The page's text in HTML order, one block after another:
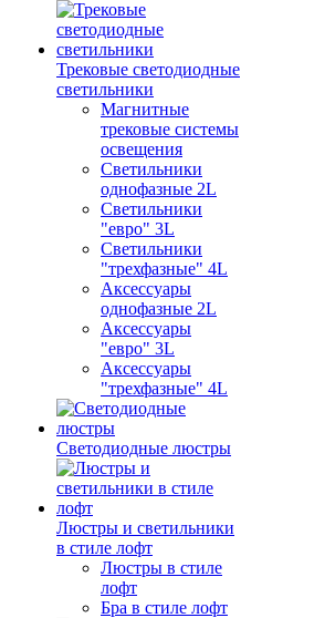
Трековые светодиодные
светильники
Магнитные
трековые системы
освещения
Светильники
однофазные 2L
Светильники
"евро" 3L
Светильники
"трехфазные" 4L
Аксессуары
однофазные 2L
Аксессуары
"евро" 3L
Аксессуары
"трехфазные" 4L
Светодиодные люстры
Люстры и светильники
в стиле лофт
Люстры в стиле
лофт
Бра в стиле лофт